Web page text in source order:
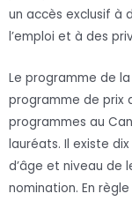
un accès exclusif à
l’emploi et à des
Le programme de
programme de prix
programmes au
lauréats. Il existe
d’âge et niveau de
nomination. En